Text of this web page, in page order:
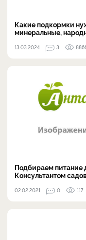
Какие подкормки
минеральные,
13.03.2024 3
Подбираем питание
Консультантом
02.02.2021 0 117